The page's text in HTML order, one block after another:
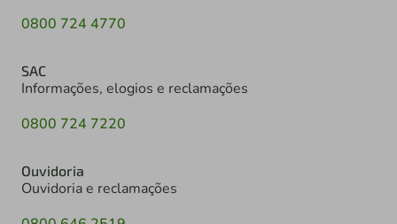
0800 724 4770
SAC
Informações, elogios e reclamações
0800 724 7220
Ouvidoria
Ouvidoria e reclamações